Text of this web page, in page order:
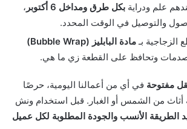
علم ودراية بكل طرق ومداخل 6 أكتوبر
،
والتوصيل في الوقت المحدد.
الزجاجية بـ مادة البابليز (Bubble Wrap)
وتحافظ على القطعة زي ما هي.
مفتوحة في أي من أعمالنا اليومية، حرصًا
من الشمس أو الغبار. قبل استخدام ونش
الطريقة الأنسب والجودة المطلوبة لكل عميل